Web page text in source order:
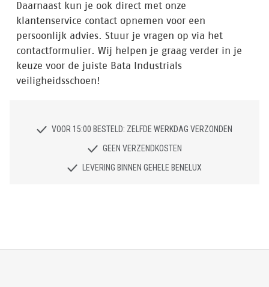
Daarnaast kun je ook direct met onze
klantenservice contact opnemen voor een
persoonlijk advies. Stuur je vragen op via het
contactformulier. Wij helpen je graag verder in je
keuze voor de juiste Bata Industrials
veiligheidsschoen!
VOOR 15:00 BESTELD: ZELFDE WERKDAG VERZONDEN
GEEN VERZENDKOSTEN
LEVERING BINNEN GEHELE BENELUX